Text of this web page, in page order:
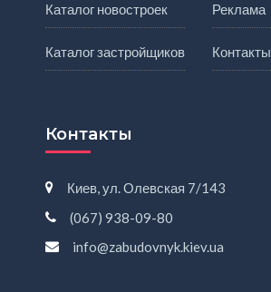
Каталог новостроек
Каталог застройщиков
Реклама
Контакты
Контакты
Киев, ул. Олевская 7/143
(067) 938-09-80
info@zabudovnyk.kiev.ua